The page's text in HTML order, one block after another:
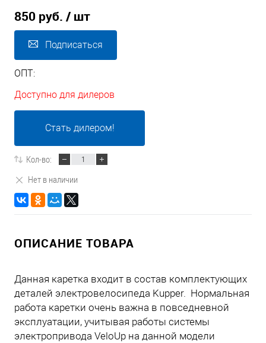
850 руб. / шт
Подписаться
ОПТ:
Доступно для дилеров
Стать дилером!
Кол-во:
Нет в наличии
ОПИСАНИЕ ТОВАРА
Данная каретка входит в состав комплектующих
деталей электровелосипеда Kupper. Нормальная
работа каретки очень важна в повседневной
эксплуатации, учитывая работы системы
электропривода VeloUp на данной модели